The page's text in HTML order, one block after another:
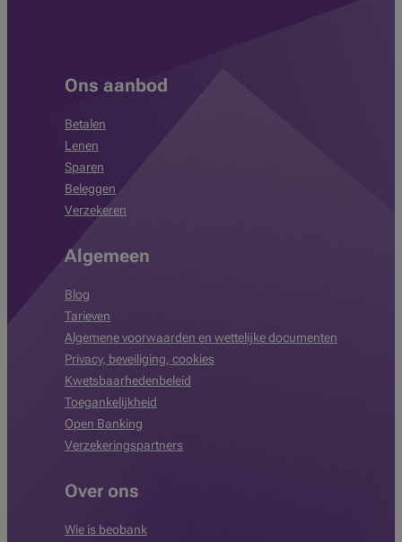
Ons aanbod
Betalen
Lenen
Sparen
Beleggen
Verzekeren
Algemeen
Blog
Tarieven
Algemene voorwaarden en wettelijke documenten
Privacy, beveiliging, cookies
Kwetsbaarhedenbeleid
Toegankelijkheid
Open Banking
Verzekeringspartners
Over ons
Wie is beobank